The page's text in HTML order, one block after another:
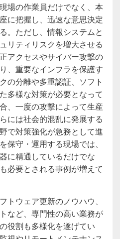
場の作業員だけでなく、本
に把握し、迅速な意思決定
。ただし、情報システムと
リティリスクを増大させる
アクセスやサイバー攻撃の
、重要なインフラを保護す
の分離や多重認証、ソフト
多様な対策が必要となって
、一度の攻撃によって生産
には社会的混乱に発展する
で対策強化が急務として進
保守・運用する現場では、
に精通しているだけでな
必要とされる事例が増えて
トウェア更新のノウハウ、
など、専門性の高い業務が
役割も多様化を遂げてい